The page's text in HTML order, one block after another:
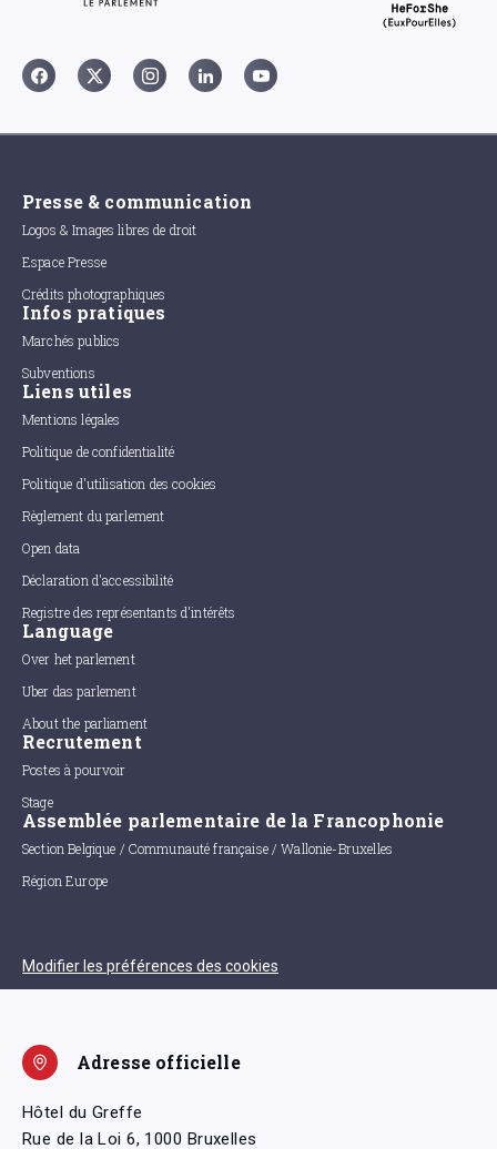
Presse & communication
Logos & Images libres de droit
Espace Presse
Crédits photographiques
Infos pratiques
Marchés publics
Subventions
Liens utiles
Mentions légales
Politique de confidentialité
Politique d'utilisation des cookies
Règlement du parlement
Open data
Déclaration d'accessibilité
Registre des représentants d'intérêts
Language
Over het parlement
Uber das parlement
About the parliament
Recrutement
Postes à pourvoir
Stage
Assemblée parlementaire de la Francophonie
Section Belgique / Communauté française / Wallonie-Bruxelles
Région Europe
Modifier les préférences des cookies
Adresse officielle
Hôtel du Greffe
Rue de la Loi 6, 1000 Bruxelles